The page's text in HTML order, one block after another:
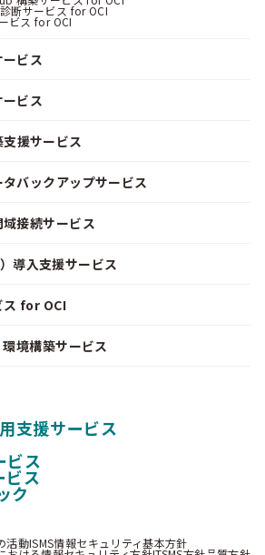
断サービス for OCI
ビス for OCI
ビス
ビス
援サービス
バックアップサービス
接続サービス
導入支援サービス
ス for OCI
境構築サービス
支援サービス
ビス
ビス
ク
活動ISMS情報セキュリティ基本方針